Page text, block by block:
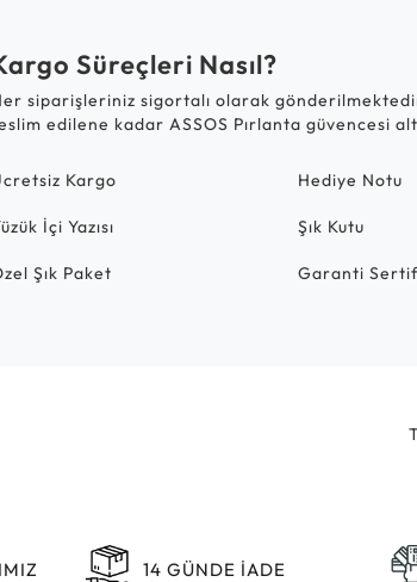
Süreçleri Nasıl?
siparişleriniz sigortalı olarak
edilene kadar ASSOS Pırlanta güvencesi
Kargo Hediye Notu
İçi Yazısı Şık Kutu
Şık Paket Garanti
14 GÜNDE İADE